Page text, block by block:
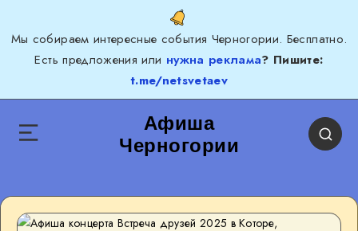
Мы собираем интересные события Черногории. Бесплатно.
Есть предложения или нужна реклама? Пишите:
t.me/netsvetaev
Афиша
Черногории